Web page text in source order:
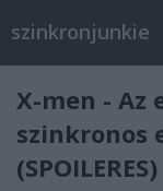
szinkronjunkie
X-men - Az
szinkronos
(SPOILERES)